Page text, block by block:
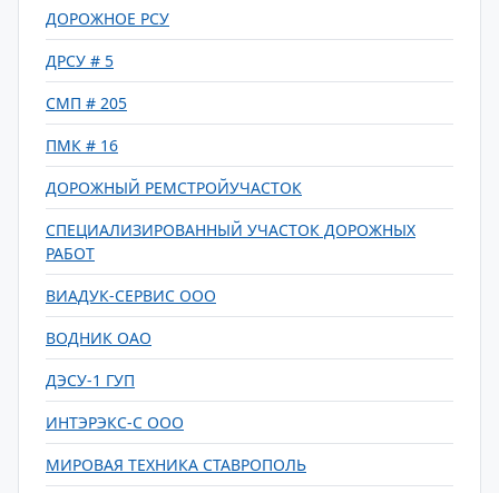
ДОРОЖНОЕ РСУ
ДРСУ # 5
СМП # 205
ПМК # 16
ДОРОЖНЫЙ РЕМСТРОЙУЧАСТОК
СПЕЦИАЛИЗИРОВАННЫЙ УЧАСТОК ДОРОЖНЫХ
РАБОТ
ВИАДУК-СЕРВИС ООО
ВОДНИК ОАО
ДЭСУ-1 ГУП
ИНТЭРЭКС-С ООО
МИРОВАЯ ТЕХНИКА СТАВРОПОЛЬ